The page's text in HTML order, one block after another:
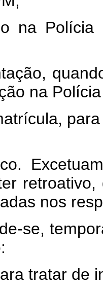
na Polícia
na
nos
se,
tratar de